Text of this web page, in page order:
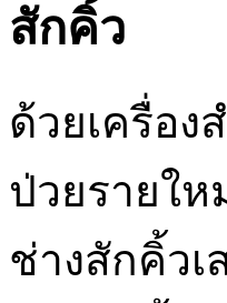
สักคิ้ว
ด้วยเครื่อ
ป่วยรายใ
ช่างสักคิ้วเ